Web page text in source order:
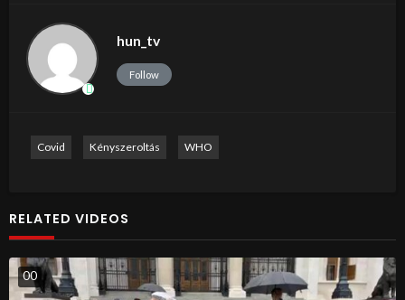
hun_tv
Follow
Covid Kényszeroltás WHO
RELATED VIDEOS
00